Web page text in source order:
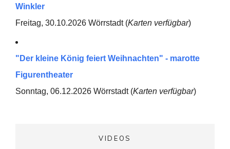
Winkler
Freitag, 30.10.2026 Wörrstadt (Karten verfügbar)
"Der kleine König feiert Weihnachten" - marotte
Figurentheater
Sonntag, 06.12.2026 Wörrstadt (Karten verfügbar)
VIDEOS